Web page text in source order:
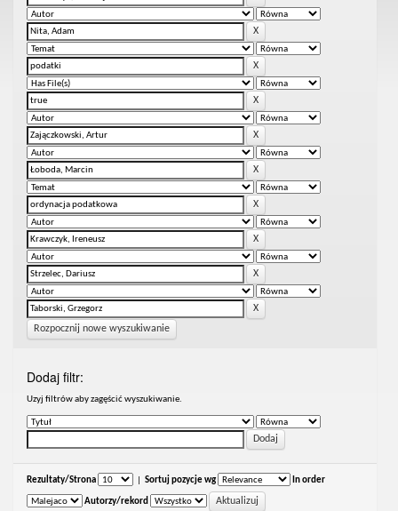
Rozpocznij nowe wyszukiwanie
Dodaj filtr:
Uzyj filtrów aby zagęścić wyszukiwanie.
Rezultaty/Strona Sortuj pozycje wg In order
Autorzy/rekord